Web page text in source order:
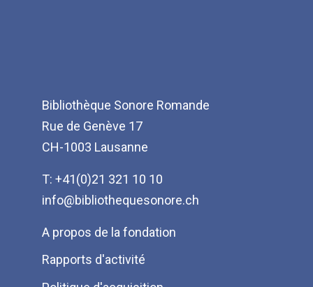
Bibliothèque Sonore Romande
Rue de Genève 17
CH-1003 Lausanne
T: +41(0)21 321 10 10
info@bibliothequesonore.ch
Menu
Pied
de
A propos de la fondation
Rapports d'activité